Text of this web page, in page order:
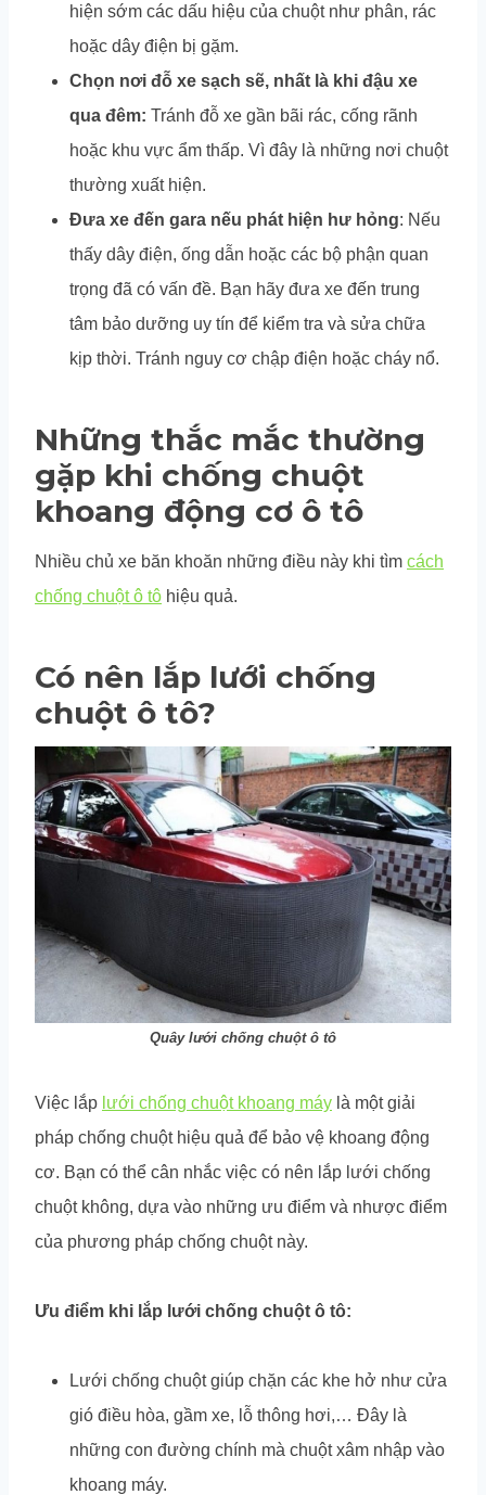
hiện sớm các dấu hiệu của chuột như phân, rác
hoặc dây điện bị gặm.
Chọn nơi đỗ xe sạch sẽ, nhất là khi đậu xe
qua đêm: Tránh đỗ xe gần bãi rác, cống rãnh
hoặc khu vực ẩm thấp. Vì đây là những nơi chuột
thường xuất hiện.
Đưa xe đến gara nếu phát hiện hư hỏng: Nếu
thấy dây điện, ống dẫn hoặc các bộ phận quan
trọng đã có vấn đề. Bạn hãy đưa xe đến trung
tâm bảo dưỡng uy tín để kiểm tra và sửa chữa
kịp thời. Tránh nguy cơ chập điện hoặc cháy nổ.
Những thắc mắc thường
gặp khi chống chuột
khoang động cơ ô tô
Nhiều chủ xe băn khoăn những điều này khi tìm cách
chống chuột ô tô hiệu quả.
Có nên lắp lưới chống
chuột ô tô?
Quây lưới chống chuột ô tô
Việc lắp lưới chống chuột khoang máy là một giải
pháp chống chuột hiệu quả để bảo vệ khoang động
cơ. Bạn có thể cân nhắc việc có nên lắp lưới chống
chuột không, dựa vào những ưu điểm và nhược điểm
của phương pháp chống chuột này.
Ưu điểm khi lắp lưới chống chuột ô tô:
Lưới chống chuột giúp chặn các khe hở như cửa
gió điều hòa, gầm xe, lỗ thông hơi,… Đây là
những con đường chính mà chuột xâm nhập vào
khoang máy.